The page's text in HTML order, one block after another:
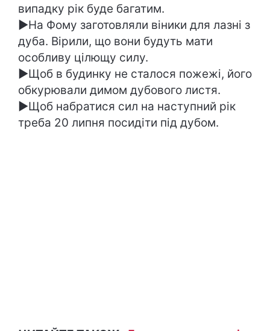
випадку рік буде багатим.
►На Фому заготовляли віники для лазні з
дуба. Вірили, що вони будуть мати
особливу цілющу силу.
►Щоб в будинку не сталося пожежі, його
обкурювали димом дубового листя.
►Щоб набратися сил на наступний рік
треба 20 липня посидіти під дубом.